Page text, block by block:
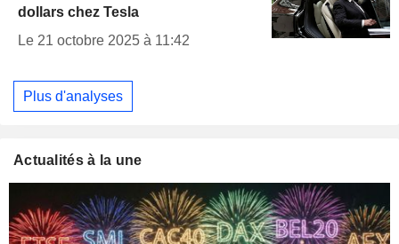
dollars chez Tesla
Le 21 octobre 2025 à 11:42
Plus d'analyses
Actualités à la une